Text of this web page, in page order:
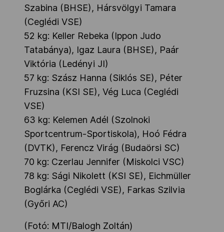
Szabina (BHSE), Hársvölgyi Tamara
(Ceglédi VSE)
52 kg: Keller Rebeka (Ippon Judo
Tatabánya), Igaz Laura (BHSE), Paár
Viktória (Ledényi JI)
57 kg: Szász Hanna (Siklós SE), Péter
Fruzsina (KSI SE), Vég Luca (Ceglédi
VSE)
63 kg: Kelemen Adél (Szolnoki
Sportcentrum-Sportiskola), Hoó Fédra
(DVTK), Ferencz Virág (Budaörsi SC)
70 kg: Czerlau Jennifer (Miskolci VSC)
78 kg: Sági Nikolett (KSI SE), Eichmüller
Boglárka (Ceglédi VSE), Farkas Szilvia
(Győri AC)
(Fotó: MTI/Balogh Zoltán)